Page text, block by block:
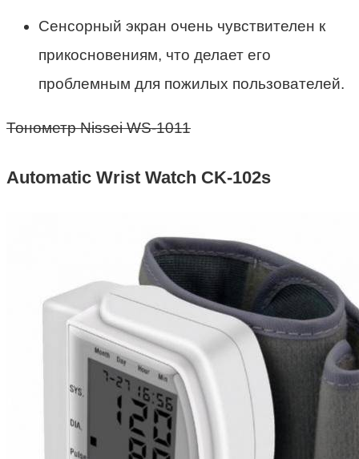
Сенсорный экран очень чувствителен к
прикосновениям, что делает его
проблемным для пожилых пользователей.
Тонометр Nissei WS-1011
Automatic Wrist Watch CK-102s